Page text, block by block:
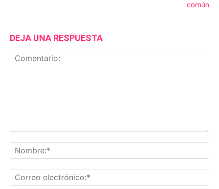
común
DEJA UNA RESPUESTA